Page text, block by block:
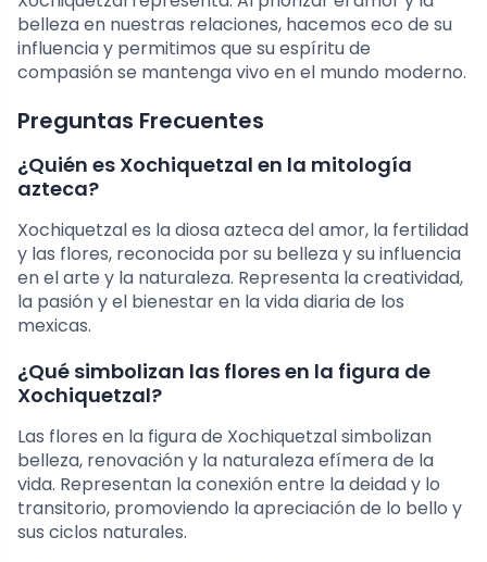
belleza en nuestras relaciones, hacemos eco de su
influencia y permitimos que su espíritu de
compasión se mantenga vivo en el mundo moderno.
Preguntas Frecuentes
¿Quién es Xochiquetzal en la mitología
azteca?
Xochiquetzal es la diosa azteca del amor, la fertilidad
y las flores, reconocida por su belleza y su influencia
en el arte y la naturaleza. Representa la creatividad,
la pasión y el bienestar en la vida diaria de los
mexicas.
¿Qué simbolizan las flores en la figura de
Xochiquetzal?
Las flores en la figura de Xochiquetzal simbolizan
belleza, renovación y la naturaleza efímera de la
vida. Representan la conexión entre la deidad y lo
transitorio, promoviendo la apreciación de lo bello y
sus ciclos naturales.